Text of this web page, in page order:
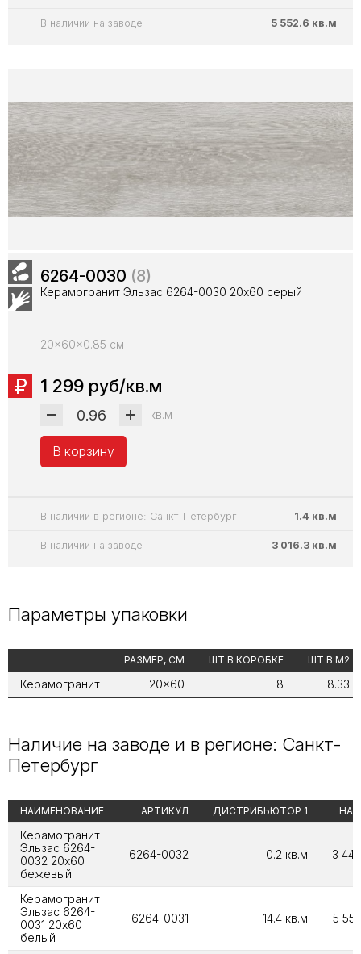
В наличии на заводе 5 552.6 кв.м
6264-0030 (8)
Керамогранит Эльзас 6264-0030 20x60 серый
20x60x0.85 см
1 299 руб/кв.м
кв.м
В корзину
В наличии в регионе: Санкт-Петербург 1.4 кв.м
В наличии на заводе 3 016.3 кв.м
Параметры упаковки
РАЗМЕР, СМ ШТ В КОРОБКЕ ШТ В М2
Керамогранит 20x60 8 8.33
Наличие на заводе и в регионе: Санкт-
Петербург
НАИМЕНОВАНИЕ АРТИКУЛ ДИСТРИБЬЮТОР 1 НА
Керамогранит
Эльзас 6264-
0032 20x60
бежевый
6264-0032 0.2 кв.м 3
Керамогранит
Эльзас 6264-
0031 20x60
белый
6264-0031 14.4 кв.м 5